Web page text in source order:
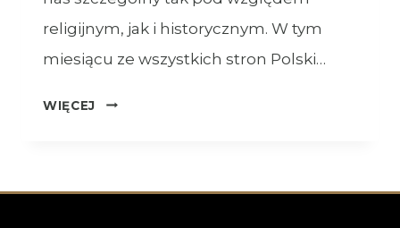
religijnym, jak i historycznym. W tym
miesiącu ze wszystkich stron Polski…
WIĘCEJ
OGŁOSZENIA
ZWYKŁA